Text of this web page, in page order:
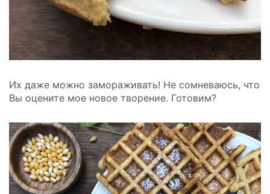
Их даже можно замораживать! Не сомневаюсь, что
Вы оцените мое новое творение. Готовим?